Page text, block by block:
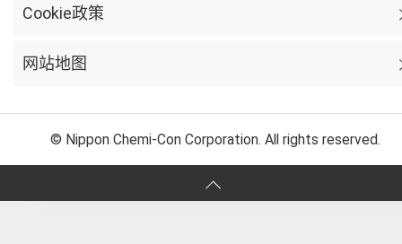
Cookie政策
网站地图
© Nippon Chemi-Con Corporation. All rights reserved.